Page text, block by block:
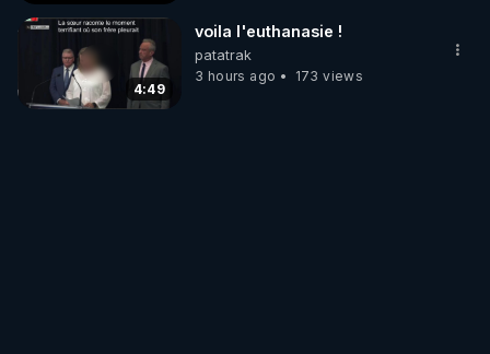
4:49
voila l'euthanasie !
patatrak
3 hours ago
173 views